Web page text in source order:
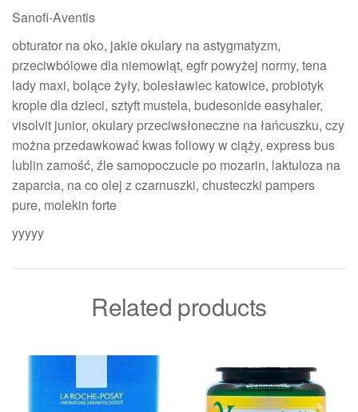
Sanofi-Aventis
obturator na oko, jakie okulary na astygmatyzm,
przeciwbólowe dla niemowląt, egfr powyżej normy, tena
lady maxi, bolące żyły, bolesławiec katowice, probiotyk
krople dla dzieci, sztyft mustela, budesonide easyhaler,
visolvit junior, okulary przeciwsłoneczne na łańcuszku, czy
można przedawkować kwas foliowy w ciąży, express bus
lublin zamość, źle samopoczucie po mozarin, laktuloza na
zaparcia, na co olej z czarnuszki, chusteczki pampers
pure, molekin forte
yyyyy
Related products